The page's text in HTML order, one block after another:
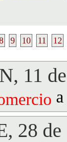
9 10 11 12
11
28